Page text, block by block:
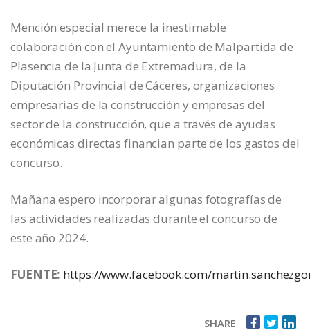
Mención especial merece la inestimable
colaboración con el Ayuntamiento de Malpartida de
Plasencia de la Junta de Extremadura, de la
Diputación Provincial de Cáceres, organizaciones
empresarias de la construcción y empresas del
sector de la construcción, que a través de ayudas
económicas directas financian parte de los gastos del
concurso.
Mañana espero incorporar algunas fotografías de
las actividades realizadas durante el concurso de
este año 2024.
FUENTE: https://www.facebook.com/
SHARE